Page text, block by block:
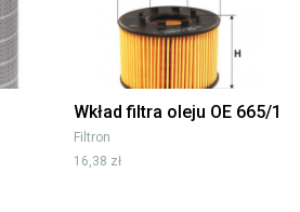
Wkład filtra oleju OE 665/1
Filtron
16,38 zł